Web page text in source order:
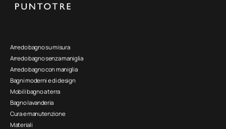
Arredo bagno su misura
Arredo bagno senza maniglia
Arredo bagno con maniglia
Bagni moderni e di design
Mobili bagno a terra
Bagno lavanderia
Cura e manutenzione
Materiali